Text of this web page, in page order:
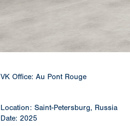
VK Office: Au Pont Rouge
Location: Saint-Petersburg, Russia
Date: 2025